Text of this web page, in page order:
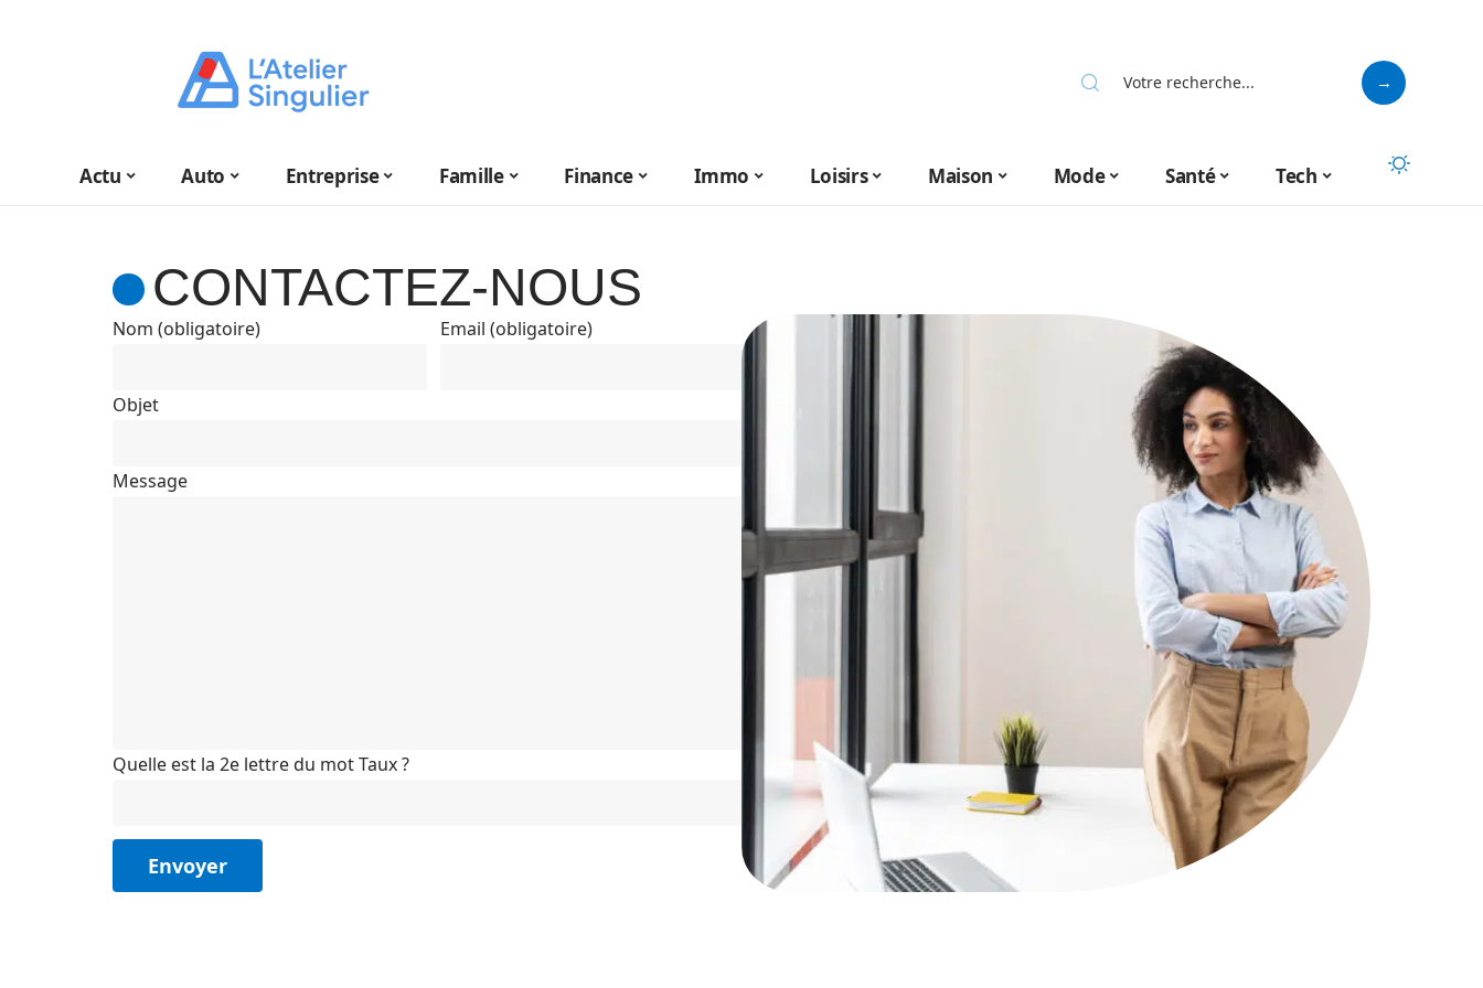
Actu Auto Entreprise Famille Finance Immo Loisirs Maison Mode Santé Tech
CONTACTEZ-NOUS
Nom (obligatoire) Email (obligatoire)
Objet
Message
Quelle est la 2e lettre du mot Taux ?